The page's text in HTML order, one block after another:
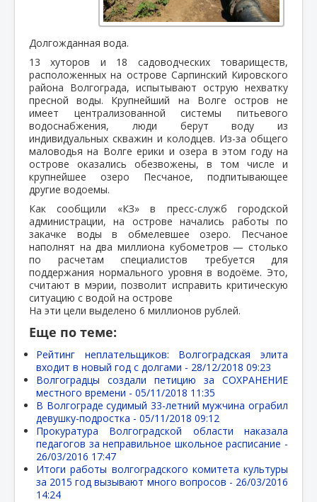
Долгожданная вода.
13 хуторов и 18 садоводческих товариществ,
расположенных на острове Сарпинский Кировского
района Волгограда, испытывают острую нехватку
пресной воды. Крупнейший на Волге остров не
имеет централизованной системы питьевого
водоснабжения, люди берут воду из
индивидуальных скважин и колодцев. Из-за общего
маловодья на Волге ерики и озера в этом году на
острове оказались обезвожены, в том числе и
крупнейшее озеро Песчаное, подпитывающее
другие водоемы.
Как сообщили «КЗ» в пресс-служб городской
администрации, на острове начались работы по
закачке воды в обмелевшее озеро. Песчаное
наполнят на два миллиона кубометров — столько
по расчетам специалистов требуется для
поддержания нормального уровня в водоёме. Это,
считают в мэрии, позволит исправить критическую
ситуацию с водой на острове
На эти цели выделено 6 миллионов рублей.
Еще по теме:
Рейтинг неплательщиков: Волгоградская элита
входит в новый год с долгами - 28/12/2018 09:23
Волгоградцы создали петицию за СОХРАНЕНИЕ
местного времени - 05/11/2018 11:35
В Волгограде судимый 33-летний мужчина ограбил
девушку-подростка - 05/11/2018 09:12
Прокуратура Волгоградской области наказала
педагогов за неправильное школьное расписание -
26/03/2016 17:47
Итоги работы волгоградского комитета культуры
за 2015 год вызывают много вопросов - 26/03/2016
14:24